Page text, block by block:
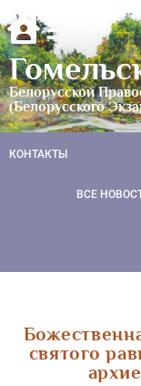
Белорусской
(Белорусского
КОНТАКТЫ
ВСЕ
святого